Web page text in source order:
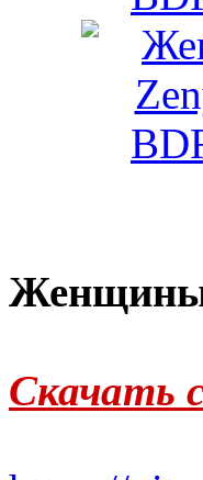
Женщины
Скачать